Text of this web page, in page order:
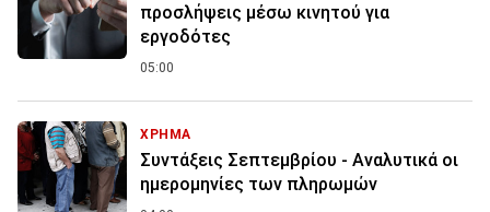
προσλήψεις μέσω κινητού για
εργοδότες
05:00
ΧΡΗΜΑ
Συντάξεις Σεπτεμβρίου - Αναλυτικά οι
ημερομηνίες των πληρωμών